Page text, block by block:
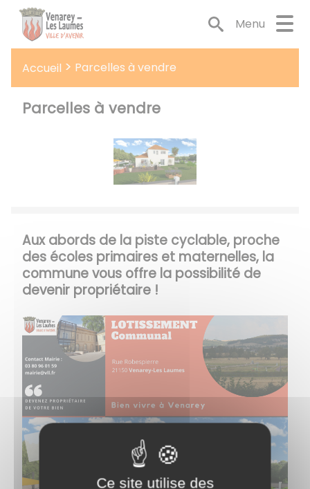
Lien
d'accès
rapide
menu
Lien
d'accès
rapide
contenu
principal
Lien
d'accès
rapide
recherche
Lien
d'accès
rapide
pied
de
page
Menu
Accueil Parcelles à vendre
Parcelles à vendre
Aux abords de la piste cyclable, proche
des écoles primaires et maternelles, la
commune vous offre la possibilité de
devenir propriétaire !
Panneau de gestion des cookies
Ce site utilise des